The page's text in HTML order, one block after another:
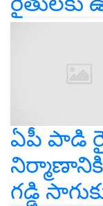
ఏపీ పాడి
నిర్మాణానికి
గడ్డి